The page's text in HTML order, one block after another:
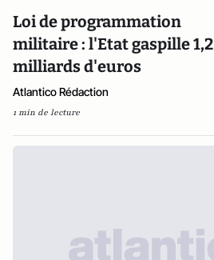
Loi de programmation
militaire : l'Etat gaspille 1,2
milliards d'euros
Atlantico Rédaction
1 min de lecture